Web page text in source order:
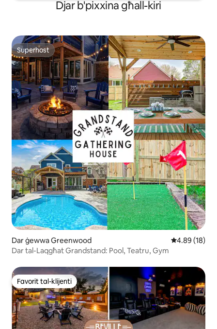
Djar b'pixxina għall-kiri
Superhost
Superhost
Dar ġewwa Greenwood Rating
4.89 (18)
Dar tal-Laqgħat Grandstand: Pool, Teatru, Gym
Favorit tal-klijenti
Favorit tal-klijenti